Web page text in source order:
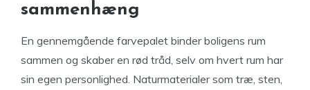
sammenhæng
En gennemgående farvepalet binder boligens rum
sammen og skaber en rød tråd, selv om hvert rum har
sin egen personlighed. Naturmaterialer som træ, sten,